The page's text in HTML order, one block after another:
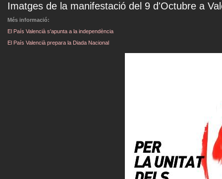
Imatges de la manifestació del 9 d'Octubre a
Més informació:
El País Valencià s'apunta a la independència
El País Valencià prepara la Diada Nacional